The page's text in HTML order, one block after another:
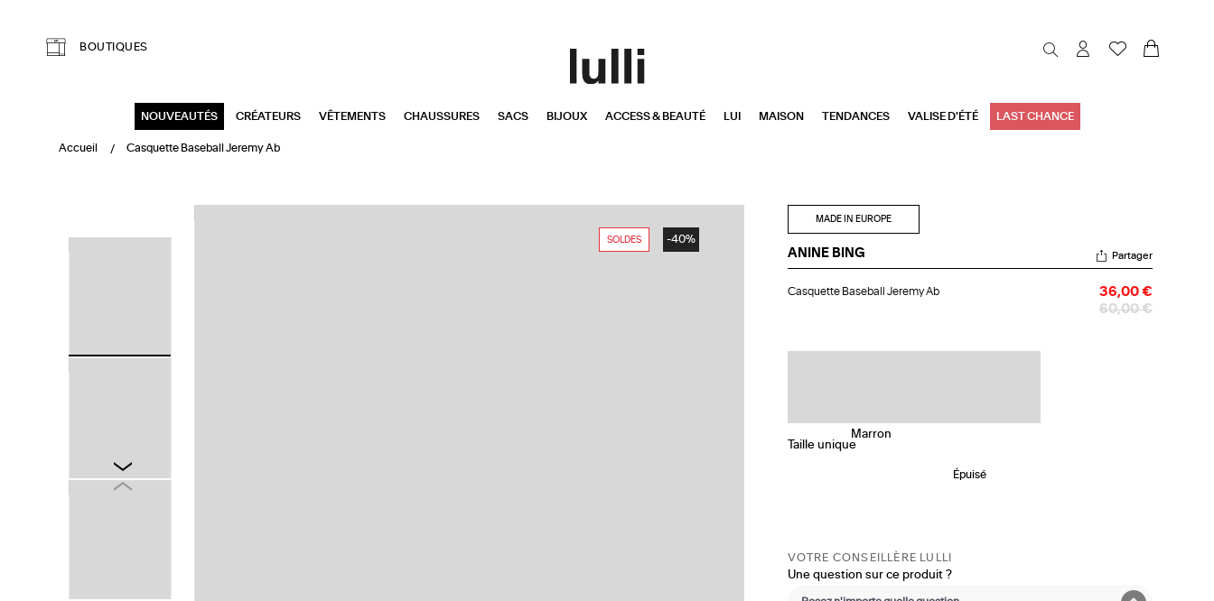
BOUTIQUES
NOUVEAUTÉS CRÉATEURS VÊTEMENTS CHAUSSURES SACS BIJOUX ACCESS & BEAUTÉ LUI MAISON TENDANCES VALISE D'ÉTÉ LAST CHANCE
Accueil Casquette Baseball Jeremy Ab
SOLDES -40%
MADE IN EUROPE
ANINE BING
Baseball
Partager
Casquette Baseball Jeremy Ab
60,00 €
36,00 €
Taille unique
Épuisé
VOTRE CONSEILLÈRE LULLI
Une question sur ce produit ?